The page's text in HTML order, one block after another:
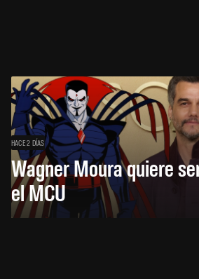
HACE 2 DÍAS
Wagner Moura quiere
el MCU